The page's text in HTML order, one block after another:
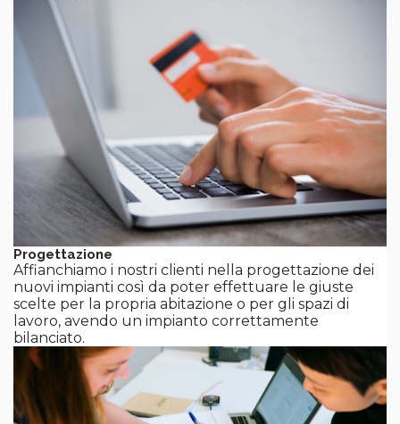
Progettazione
Affianchiamo i nostri clienti nella progettazione dei
nuovi impianti così da poter effettuare le giuste
scelte per la propria abitazione o per gli spazi di
lavoro, avendo un impianto correttamente
bilanciato.